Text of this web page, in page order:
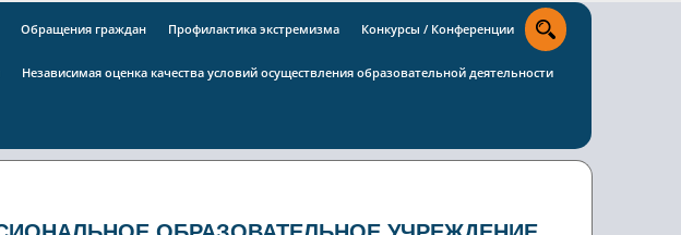
Обращения граждан Профилактика экстремизма Конкурсы / Конференции
Независимая оценка качества условий осуществления образовательной деятельности